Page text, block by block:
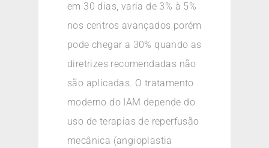
em 30 dias, varia de 3% à 5%
nos centros avançados porém
pode chegar a 30% quando as
diretrizes recomendadas não
são aplicadas. O tratamento
moderno do IAM depende do
uso de terapias de reperfusão
mecânica (angioplastia